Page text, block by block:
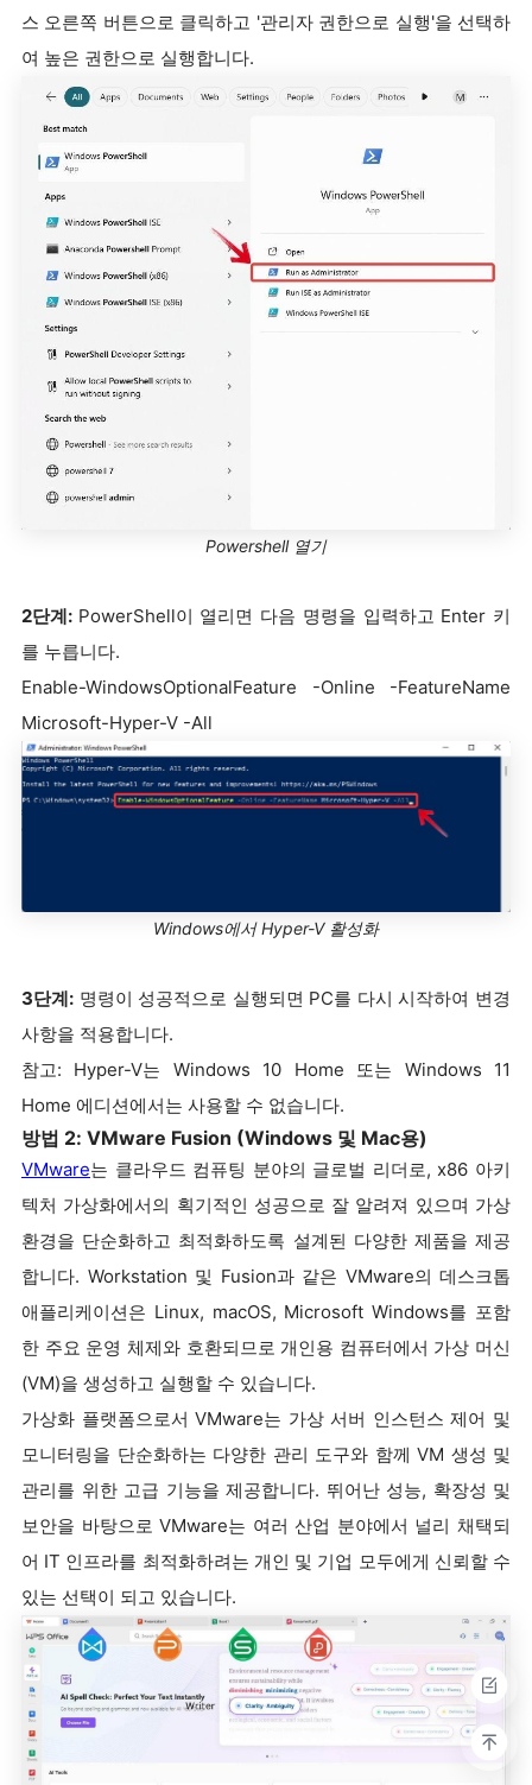
스 오른쪽 버튼으로 클릭하고 '관리자 권한으로 실행'을 선택하
여 높은 권한으로 실행합니다.
Powershell 열기
2단계: PowerShell이 열리면 다음 명령을 입력하고 Enter 키
를 누릅니다.
Enable-WindowsOptionalFeature -Online -FeatureName
Microsoft-Hyper-V -All
Windows에서 Hyper-V 활성화
3단계: 명령이 성공적으로 실행되면 PC를 다시 시작하여 변경
사항을 적용합니다.
참고: Hyper-V는 Windows 10 Home 또는 Windows 11
Home 에디션에서는 사용할 수 없습니다.
방법 2: VMware Fusion (Windows 및 Mac용)
VMware는 클라우드 컴퓨팅 분야의 글로벌 리더로, x86 아키
텍처 가상화에서의 획기적인 성공으로 잘 알려져 있으며 가상
환경을 단순화하고 최적화하도록 설계된 다양한 제품을 제공
합니다. Workstation 및 Fusion과 같은 VMware의 데스크톱
애플리케이션은 Linux, macOS, Microsoft Windows를 포함
한 주요 운영 체제와 호환되므로 개인용 컴퓨터에서 가상 머신
(VM)을 생성하고 실행할 수 있습니다.
가상화 플랫폼으로서 VMware는 가상 서버 인스턴스 제어 및
모니터링을 단순화하는 다양한 관리 도구와 함께 VM 생성 및
관리를 위한 고급 기능을 제공합니다. 뛰어난 성능, 확장성 및
보안을 바탕으로 VMware는 여러 산업 분야에서 널리 채택되
어 IT 인프라를 최적화하려는 개인 및 기업 모두에게 신뢰할 수
있는 선택이 되고 있습니다.